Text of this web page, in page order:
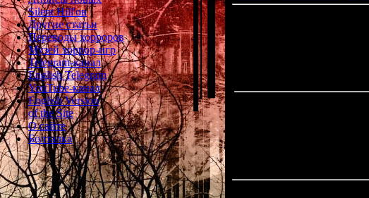
Silent Hill'ов
Другие статьи
Переводы хорроров
Музей хоррор-игр
Telegram-канал
English Telegram
YouTube-канал
English Version
of the Site
О сайте
Болталка